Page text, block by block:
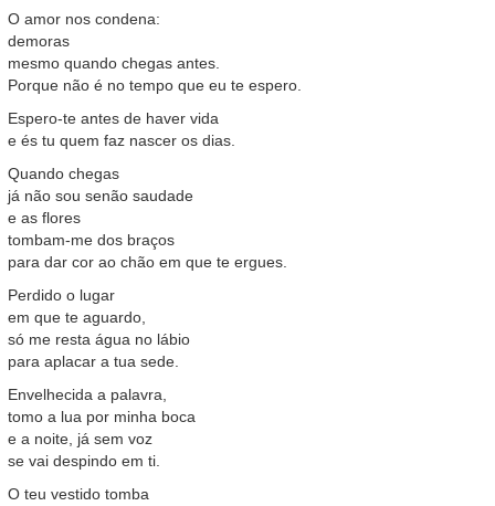
O amor nos condena:
demoras
mesmo quando chegas antes.
Porque não é no tempo que eu te espero.
Espero-te antes de haver vida
e és tu quem faz nascer os dias.
Quando chegas
já não sou senão saudade
e as flores
tombam-me dos braços
para dar cor ao chão em que te ergues.
Perdido o lugar
em que te aguardo,
só me resta água no lábio
para aplacar a tua sede.
Envelhecida a palavra,
tomo a lua por minha boca
e a noite, já sem voz
se vai despindo em ti.
O teu vestido tomba